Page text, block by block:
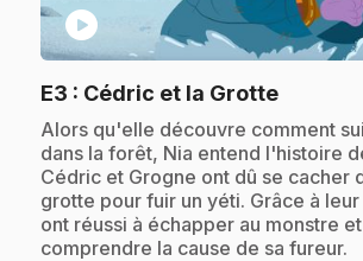
play_circle
E3 : Cédric et la Grotte.
.Alors qu'elle découvre comment
dans la forêt, Nia entend l'histoire
Cédric et Grogne ont dû se cacher
grotte pour fuir un yéti. Grâce à
ont réussi à échapper au monstre
comprendre la cause de sa fureur.